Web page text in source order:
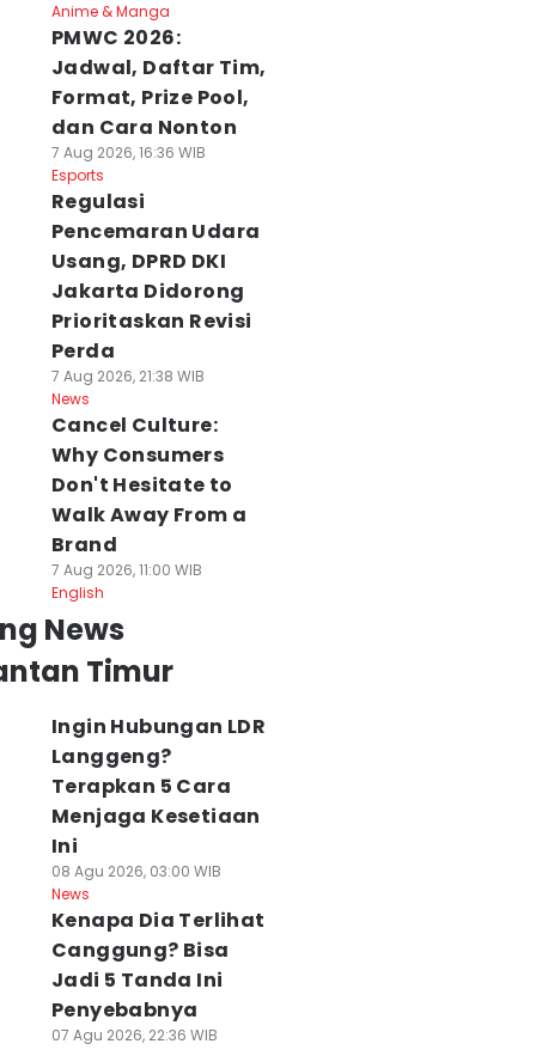
Anime & Manga
PMWC 2026:
Jadwal, Daftar Tim,
Format, Prize Pool,
dan Cara Nonton
7 Aug 2026, 16:36 WIB
Esports
Regulasi
Pencemaran Udara
Usang, DPRD DKI
Jakarta Didorong
Prioritaskan Revisi
Perda
7 Aug 2026, 21:38 WIB
News
Cancel Culture:
Why Consumers
Don't Hesitate to
Walk Away From a
Brand
7 Aug 2026, 11:00 WIB
English
News
Timur
Ingin Hubungan LDR
Langgeng?
Terapkan 5 Cara
Menjaga Kesetiaan
Ini
08 Agu 2026, 03:00 WIB
News
Kenapa Dia Terlihat
Canggung? Bisa
Jadi 5 Tanda Ini
Penyebabnya
07 Agu 2026, 22:36 WIB